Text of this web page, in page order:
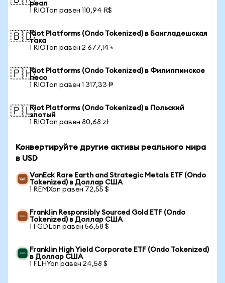
реал
1 RIOTon равен 110,94 R$
🇧🇩Riot Platforms (Ondo Tokenized) в Бангладешская
така
1 RIOTon равен 2 677,14 ৳
🇵🇭Riot Platforms (Ondo Tokenized) в Филиппинское
песо
1 RIOTon равен 1 317,33 ₱
🇵🇱Riot Platforms (Ondo Tokenized) в Польский
злотый
1 RIOTon равен 80,68 zł
Конвертируйте другие активы реального мира
в USD
VanEck Rare Earth and Strategic Metals ETF (Ondo
Tokenized) в Доллар США
1 REMXon равен 72,55 $
Franklin Responsibly Sourced Gold ETF (Ondo
Tokenized) в Доллар США
1 FGDLon равен 56,58 $
Franklin High Yield Corporate ETF (Ondo Tokenized)
в Доллар США
1 FLHYon равен 24,58 $